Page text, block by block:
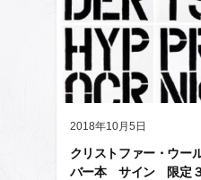
2018年10月5日
クリストファー・ウ
バー本 サイン 限定